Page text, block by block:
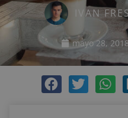
IVAN
mayo 28,